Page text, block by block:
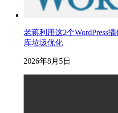
老蒋利用这2个WordPress
库垃圾优化
2026年8月5日